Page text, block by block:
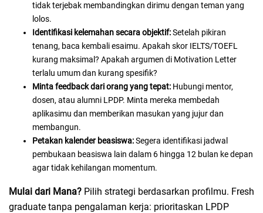
tidak terjebak membandingkan dirimu dengan teman yang
lolos.
Identifikasi kelemahan secara objektif:Setelah pikiran
tenang, baca kembali esaimu. Apakah skor IELTS/TOEFL
kurang maksimal? Apakah argumen di Motivation Letter
terlalu umum dan kurang spesifik?
Minta feedback dari orang yang tepat: Hubungi mentor,
dosen, atau alumni LPDP. Minta mereka membedah
aplikasimu dan memberikan masukan yang jujur dan
membangun.
Petakan kalender beasiswa:Segera identifikasi jadwal
pembukaan beasiswa lain dalam 6 hingga 12 bulan ke depan
agar tidak kehilangan momentum.
Mulai dari Mana? Pilih strategi berdasarkan profilmu. Fresh
graduate tanpa pengalaman kerja: prioritaskan LPDP